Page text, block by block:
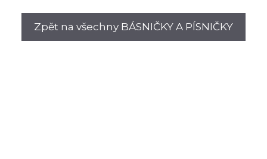
Zpět na všechny BÁSNIČKY A PÍSNIČKY